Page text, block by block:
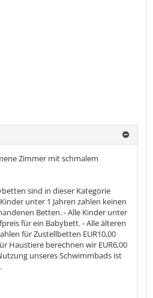
Zimmer mit schmalem
sind in dieser Kategorie
unter 1 Jahren zahlen keinen
Betten. - Alle Kinder unter
für ein Babybett. - Alle älteren
für Zustellbetten EUR10,00
Haustiere berechnen wir EUR6,00
unseres Schwimmbads ist